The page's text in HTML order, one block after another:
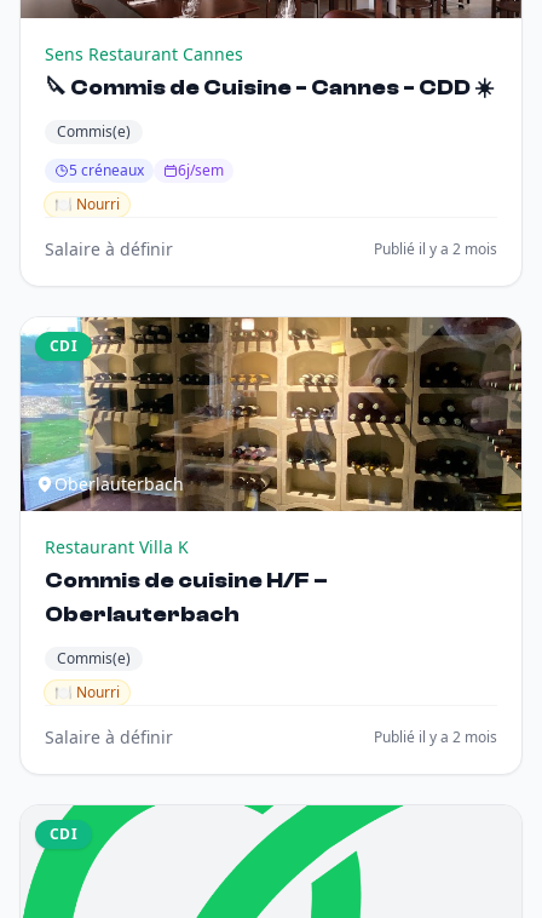
Sens Restaurant Cannes
🔪 Commis de Cuisine - Cannes - CDD ☀️
Commis(e)
5 créneaux
6j/sem
🍽️ Nourri
Salaire à définir Publié il y a 2 mois
CDI
Oberlauterbach
Restaurant Villa K
Commis de cuisine H/F –
Oberlauterbach
Commis(e)
🍽️ Nourri
Salaire à définir Publié il y a 2 mois
CDI